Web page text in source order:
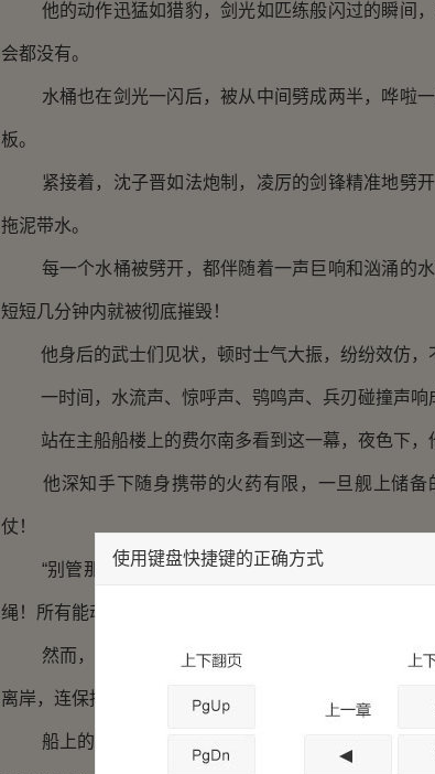
他的动作迅猛如猎豹，剑光如匹练般闪过的瞬间，
会都没有。
水桶也在剑光一闪后，被从中间劈成两半，哗啦一
板。
紧接着，沈子晋如法炮制，凌厉的剑锋精准地劈开
拖泥带水。
每一个水桶被劈开，都伴随着一声巨响和汹涌的水
短短几分钟内就被彻底摧毁！
他身后的武士们见状，顿时士气大振，纷纷效仿，
一时间，水流声、惊呼声、鸮鸣声、兵刃碰撞声响
站在主船船楼上的费尔南多看到这一幕，夜色下，
他深知手下随身携带的火药有限，一旦舰上储备
仗！
“别管那些鸟了！别管他们了！”他声嘶力竭地大吼
绳！所有能动的人去划桨！离开这里！快！”
然而，上有好似无穷无尽的鸮鸟疯狂袭扰，下有沈
离岸，连保持稳定都极其困难。
船上的水手们不仅要全力抵挡从空中袭来的猛烈攻
使用键盘快捷键的正确方式